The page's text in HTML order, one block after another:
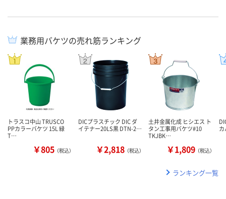
業務用バケツの売れ筋ランキング
トラスコ中山 TRUSCO
PPカラーバケツ 15L 緑
T…
￥805 （税込）
DICプラスチック DIC ダ
イテナー20LS黒 DTN-2…
￥2,818 （税込）
土井金属化成 ヒシエス ト
タン工事用バケツ#10
TKJBK…
￥1,809 （税込）
ランキング一覧